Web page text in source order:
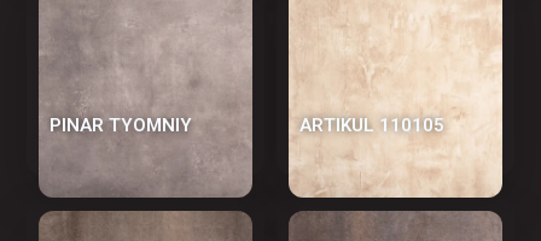
PINAR TYOMNIY АRTIKUL 110105